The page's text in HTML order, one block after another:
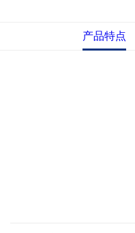
产品特点